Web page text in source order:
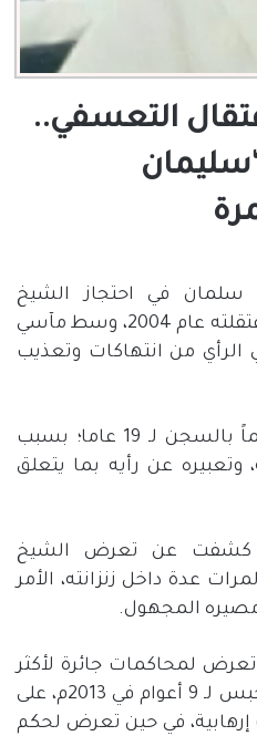
التعسفي..
في احتجاز الشيخ
عام
، وسط مآسي
الرأي من انتهاكات وتعذيب
بالسجن لـ
عاما؛ بسبب
وتعبيره عن رأيه بما يتعلق
كشفت عن تعرض الشيخ
عدة داخل زنزانته، الأمر
مصيره المجهول.
لمحاكمات جائرة لأكثر
لـ9 أعوام في
م، على
إرهابية، في حين تعرض لحكم